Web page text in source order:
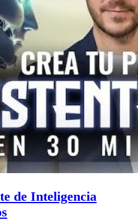
de Inteligencia